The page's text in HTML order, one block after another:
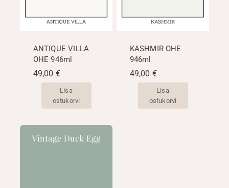
ANTIQUE VILLA
OHE 946ml
49,00 €
Lisa
ostukorvi
KASHMIR OHE
946ml
49,00 €
Lisa
ostukorvi